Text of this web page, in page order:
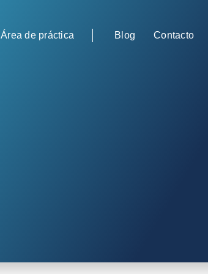
Área de práctica Blog Contacto